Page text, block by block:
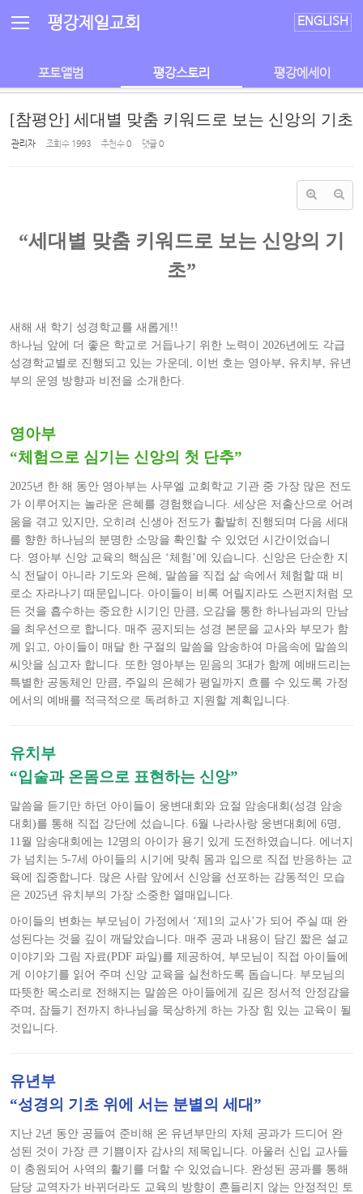
평강제일교회 ENGLISH
포토앨범 평강스토리 평강에세이
[참평안] 세대별 맞춤 키워드로 보는 신앙의 기초
관리자 조회 수 1993 추천 수0 댓글0
“세대별 맞춤 키워드로 보는 신앙의 기
초”
새해 새 학기 성경학교를 새롭게!!
하나님 앞에 더 좋은 학교로 거듭나기 위한 노력이 2026년에도 각급
성경학교별로 진행되고 있는 가운데, 이번 호는 영아부, 유치부, 유년
부의 운영 방향과 비전을 소개한다.
영아부
“체험으로 심기는 신앙의 첫 단추”
2025년 한 해 동안 영아부는 사무엘 교회학교 기관 중 가장 많은 전도
가 이루어지는 놀라운 은혜를 경험했습니다. 세상은 저출산으로 어려
움을 겪고 있지만, 오히려 신생아 전도가 활발히 진행되며 다음 세대
를 향한 하나님의 분명한 소망을 확인할 수 있었던 시간이었습니
다. 영아부 신앙 교육의 핵심은 ‘체험’에 있습니다. 신앙은 단순한 지
식 전달이 아니라 기도와 은혜, 말씀을 직접 삶 속에서 체험할 때 비
로소 자라나기 때문입니다. 아이들이 비록 어릴지라도 스펀지처럼 모
든 것을 흡수하는 중요한 시기인 만큼, 오감을 통한 하나님과의 만남
을 최우선으로 합니다. 매주 공지되는 성경 본문을 교사와 부모가 함
께 읽고, 아이들이 매달 한 구절의 말씀을 암송하여 마음속에 말씀의
씨앗을 심고자 합니다. 또한 영아부는 믿음의 3대가 함께 예배드리는
특별한 공동체인 만큼, 주일의 은혜가 평일까지 흐를 수 있도록 가정
에서의 예배를 적극적으로 독려하고 지원할 계획입니다.
유치부
“입술과 온몸으로 표현하는 신앙”
말씀을 듣기만 하던 아이들이 웅변대회와 요절 암송대회(성경 암송
대회)를 통해 직접 강단에 섰습니다. 6월 나라사랑 웅변대회에 6명,
11월 암송대회에는 12명의 아이가 용기 있게 도전하였습니다. 에너지
가 넘치는 5-7세 아이들의 시기에 맞춰 몸과 입으로 직접 반응하는 교
육에 집중합니다. 많은 사람 앞에서 신앙을 선포하는 감동적인 모습
은 2025년 유치부의 가장 소중한 열매입니다.
아이들의 변화는 부모님이 가정에서 ‘제1의 교사’가 되어 주실 때 완
성된다는 것을 깊이 깨달았습니다. 매주 공과 내용이 담긴 짧은 설교
이야기와 그림 자료(PDF 파일)를 제공하여, 부모님이 직접 아이들에
게 이야기를 읽어 주며 신앙 교육을 실천하도록 돕습니다. 부모님의
따뜻한 목소리로 전해지는 말씀은 아이들에게 깊은 정서적 안정감을
주며, 잠들기 전까지 하나님을 묵상하게 하는 가장 힘 있는 교육이 될
것입니다.
유년부
“성경의 기초 위에 서는 분별의 세대”
지난 2년 동안 공들여 준비해 온 유년부만의 자체 공과가 드디어 완
성된 것이 가장 큰 기쁨이자 감사의 제목입니다. 아울러 신입 교사들
이 충원되어 사역의 활기를 더할 수 있었습니다. 완성된 공과를 통해
담당 교역자가 바뀌더라도 교육의 방향이 흔들리지 않는 안정적인 토